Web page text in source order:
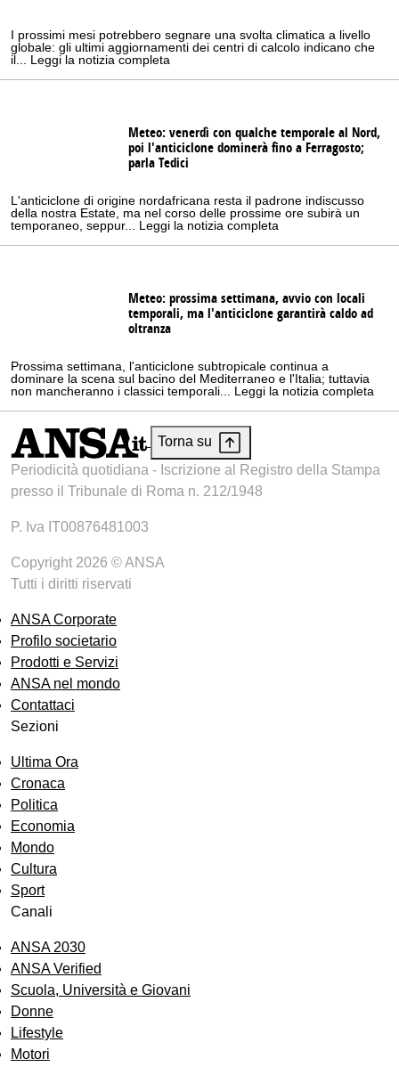
I prossimi mesi potrebbero segnare una svolta climatica a livello
globale: gli ultimi aggiornamenti dei centri di calcolo indicano che
il... Leggi la notizia completa
Meteo: venerdì con qualche temporale al Nord,
poi l'anticiclone dominerà fino a Ferragosto;
parla Tedici
L'anticiclone di origine nordafricana resta il padrone indiscusso
della nostra Estate, ma nel corso delle prossime ore subirà un
temporaneo, seppur... Leggi la notizia completa
Meteo: prossima settimana, avvio con locali
temporali, ma l'anticiclone garantirà caldo ad
oltranza
Prossima settimana, l'anticiclone subtropicale continua a
dominare la scena sul bacino del Mediterraneo e l'Italia; tuttavia
non mancheranno i classici temporali... Leggi la notizia completa
Torna su
Periodicità quotidiana - Iscrizione al Registro della Stampa
presso il Tribunale di Roma n. 212/1948
P. Iva IT00876481003
Copyright 2026 © ANSA
Tutti i diritti riservati
ANSA Corporate
Profilo societario
Prodotti e Servizi
ANSA nel mondo
Contattaci
Sezioni
Ultima Ora
Cronaca
Politica
Economia
Mondo
Cultura
Sport
Canali
ANSA 2030
ANSA Verified
Scuola, Università e Giovani
Donne
Lifestyle
Motori